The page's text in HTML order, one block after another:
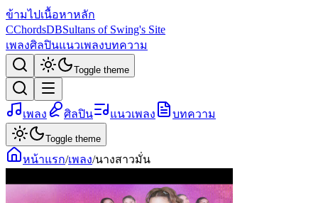
ข้ามไปเนื้อหาหลัก
CChordsDBSultans of Swing's Site
เพลงศิลปินแนวเพลงบทความ
Toggle theme
เพลง ศิลปิน แนวเพลง บทความ
Toggle theme
หน้าแรก/เพลง/นางสาวมั่น